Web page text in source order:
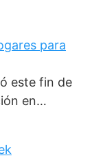
para
este fin de
en…